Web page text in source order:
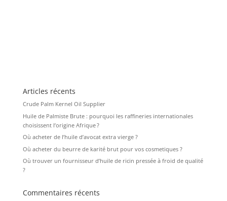
Articles récents
Crude Palm Kernel Oil Supplier
Huile de Palmiste Brute : pourquoi les raffineries internationales
choisissent l’origine Afrique ?
Où acheter de l’huile d’avocat extra vierge ?
Où acheter du beurre de karité brut pour vos cosmetiques ?
Où trouver un fournisseur d’huile de ricin pressée à froid de qualité
?
Commentaires récents